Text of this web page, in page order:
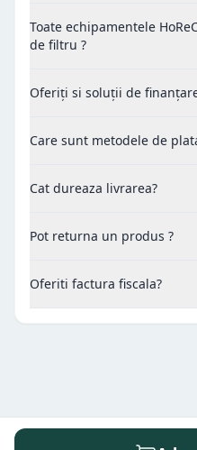
Toate echipamentele
de filtru ?
Oferiți si soluții de
Care sunt metodele de
Cat dureaza livrarea?
Pot returna un produs ?
Oferiti factura fiscala?